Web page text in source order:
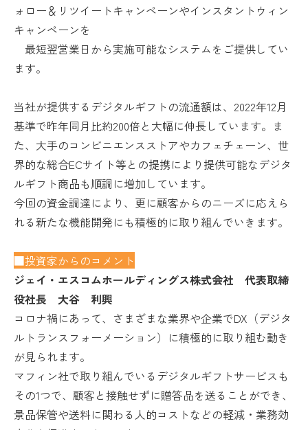
ォロー＆リツイートキャンペーンやインスタントウィン
キャンペーンを
最短翌営業日から実施可能なシステムをご提供してい
ます。
当社が提供するデジタルギフトの流通額は、2022年12月
基準で昨年同月比約200倍と大幅に伸長しています。ま
た、大手のコンビニエンスストアやカフェチェーン、世
界的な総合ECサイト等との提携により提供可能なデジタ
ルギフト商品も順調に増加しています。
今回の資金調達により、更に顧客からのニーズに応えら
れる新たな機能開発にも積極的に取り組んでいきます。
■投資家からのコメント
ジェイ・エスコムホールディングス株式会社 代表取締
役社長 大谷 利興
コロナ禍にあって、さまざまな業界や企業でDX（デジタ
ルトランスフォーメーション）に積極的に取り組む動き
が見られます。
マフィン社で取り組んでいるデジタルギフトサービスも
その1つで、顧客と接触せずに贈答品を送ることができ、
景品保管や送料に関わる人的コストなどの軽減・業務効